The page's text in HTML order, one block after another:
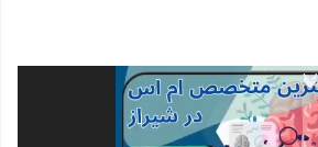
نمایشگر
ویدیو